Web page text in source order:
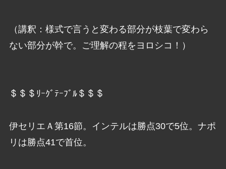
（講釈：様式で言うと変わる部分が枝葉で変わら
ない部分が幹で。ご理解の程をヨロシコ！）
＄＄＄ﾘｰｸﾞﾃｰﾌﾞﾙ＄＄＄
伊セリエＡ第16節。インテルは勝点30で5位。ナポ
リは勝点41で首位。